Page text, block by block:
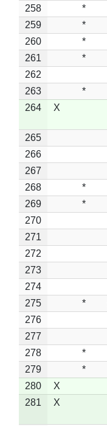
258
*
259
*
260
*
261
*
262
263
*
264
X
265
266
267
268
*
269
*
270
271
272
273
274
275
*
276
277
278
*
279
*
280
X
281
X